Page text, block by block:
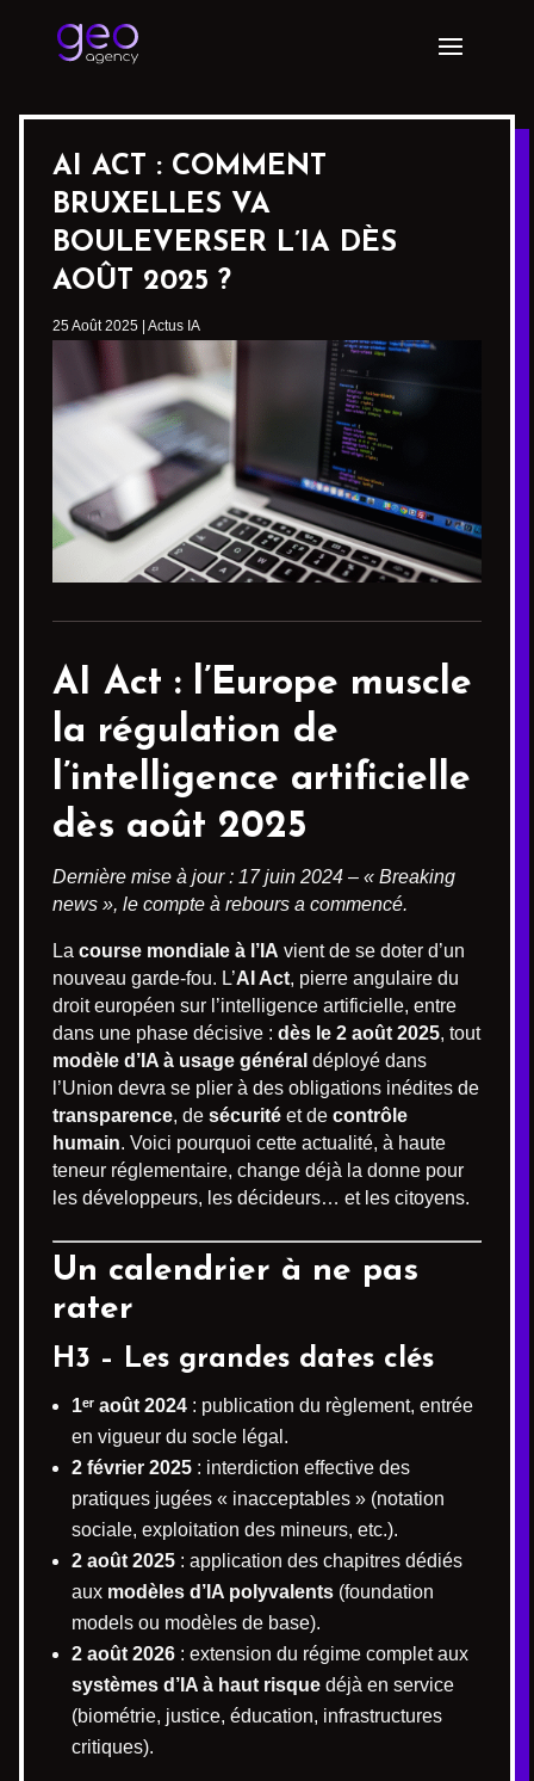
AI ACT : COMMENT
BRUXELLES VA
BOULEVERSER L’IA DÈS
AOÛT 2025 ?
25 Août 2025 Actus IA
AI Act : l’Europe muscle
la régulation de
l’intelligence artificielle
dès août 2025
Dernière mise à jour : 17 juin 2024 – « Breaking
news », le compte à rebours a commencé.
La course mondiale à l’IA vient de se doter d’un
nouveau garde-fou. L’AI Act, pierre angulaire du
droit européen sur l’intelligence artificielle, entre
dans une phase décisive : dès le 2 août 2025, tout
modèle d’IA à usage général déployé dans
l’Union devra se plier à des obligations inédites de
transparence, de sécurité et de contrôle
humain. Voici pourquoi cette actualité, à haute
teneur réglementaire, change déjà la donne pour
les développeurs, les décideurs… et les citoyens.
Un calendrier à ne pas
rater
H3 – Les grandes dates clés
1ᵉʳ août 2024 : publication du règlement, entrée
en vigueur du socle légal.
2 février 2025 : interdiction effective des
pratiques jugées « inacceptables » (notation
sociale, exploitation des mineurs, etc.).
2 août 2025 : application des chapitres dédiés
aux modèles d’IA polyvalents (foundation
models ou modèles de base).
2 août 2026 : extension du régime complet aux
systèmes d’IA à haut risque déjà en service
(biométrie, justice, éducation, infrastructures
critiques).